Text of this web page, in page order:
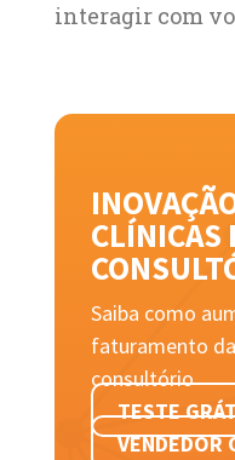
interagir com
CLÍNICAS
Saiba como
faturamento
consultório
TESTE
VENDEDOR